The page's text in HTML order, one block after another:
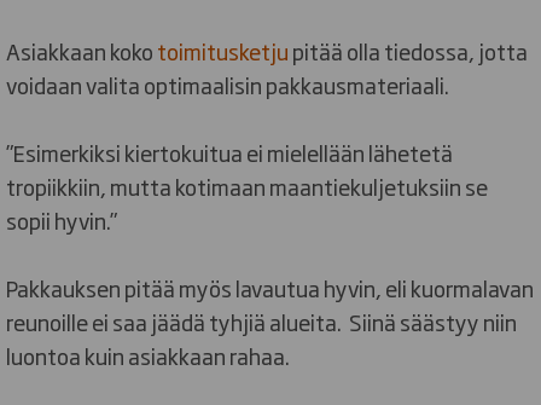
Asiakkaan kokotoimitusketjupitää olla tiedossa, jotta
voidaan valita optimaalisin pakkausmateriaali.
”Esimerkiksi kiertokuitua ei mielellään lähetetä
tropiikkiin, mutta kotimaan maantiekuljetuksiin se
sopii hyvin.”
Pakkauksen pitää myös lavautua hyvin, eli kuormalavan
reunoille ei saa jäädä tyhjiä alueita. Siinä säästyy niin
luontoa kuin asiakkaan rahaa.